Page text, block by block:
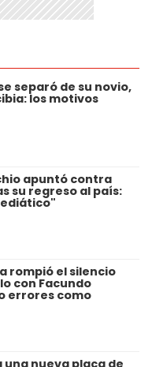
separó de su novio,
los motivos
apuntó contra
su regreso al país:
rompió el silencio
con Facundo
errores como